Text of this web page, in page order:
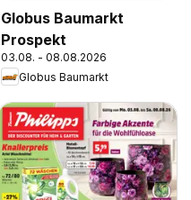
Globus Baumarkt
Prospekt
03.08. - 08.08.2026
Globus Baumarkt